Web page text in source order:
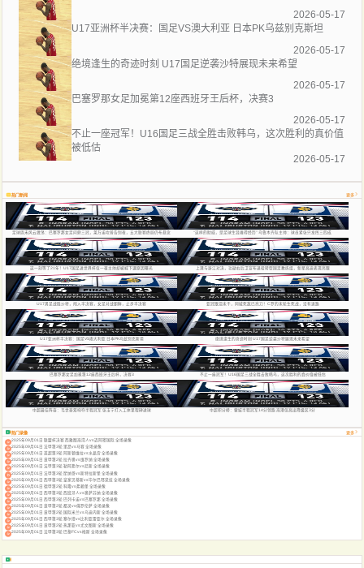
2026-05-17
U17亚洲杯半决赛：国足VS澳大利亚 日本PK乌兹别克斯坦
2026-05-17
绝境逢生的奇迹时刻 U17国足逆袭沙特展现未来希望
2026-05-17
巴塞罗那女足加冕第12座西班牙王后杯，决赛3
2026-05-17
不止一座冠军！U16国足三战全胜击败韩乌，这次胜利的真价值
被低估
2026-05-17
热门新闻 更多
足球周末风云激荡：巴塞罗那女足问鼎三冠，莱万诺坎普告别夜，五大联赛终局仍布悬念 “这样的助威，是足球生涯难得经历” 乌鲁木齐队主帅：球员紧张只发挥三四成
这一刻等了21年！U17国足进世界杯仅一夜主帅却被喊下课原因曝光 上港与浙江对决，功勋右后卫宣布退役转型国足教练组，新星高迪表现亮眼
U17男足战胜沙特，闯入半决赛，女足对战朝鲜，止步半决赛 亚冠眼泪未干，同城死敌已亮刀！C罗的末轮生死战，没有退路
U17亚洲杯半决赛：国足VS澳大利亚 日本PK乌兹别克斯坦 绝境逢生的奇迹时刻 U17国足逆袭沙特展现未来希望
巴塞罗那女足加冕第12座西班牙王后杯，决赛3 不止一座冠军！U16国足三战全胜击败韩乌，这次胜利的真价值被低估
中超最佳阵容：韦世豪双响夺半程冠军 张玉宁打入工体里程碑进球 中超积分榜：蓉城半程冠军14分领跑 海港仅高出降级区3分
热门录像 更多
2025年09月01日 联盟杯决赛 西雅图海湾人vs迈阿密国际 全场录像
2025年09月01日 法甲第3轮 里昂vs马赛 全场录像
2025年09月01日 英超第3轮 阿斯顿维拉vs水晶宫 全场录像
2025年09月01日 意甲第2轮 拉齐奥vs维罗纳 全场录像
2025年09月01日 法甲第3轮 勒阿弗尔vs尼斯 全场录像
2025年09月01日 法甲第3轮 摩纳哥vs斯特拉斯堡 全场录像
2025年09月01日 西甲第3轮 皇家贝蒂斯vs毕尔巴鄂竞技 全场录像
2025年09月01日 德甲第2轮 科隆vs弗赖堡 全场录像
2025年09月01日 西甲第3轮 西班牙人vs奥萨苏纳 全场录像
2025年09月01日 西甲第3轮 巴列卡诺vs巴塞罗那 全场录像
2025年09月01日 意甲第2轮 都灵vs佛罗伦萨 全场录像
2025年09月01日 意甲第2轮 国际米兰vs乌迪内斯 全场录像
2025年09月01日 西甲第3轮 塞尔塔vs比利亚雷亚尔 全场录像
2025年09月01日 意甲第2轮 热那亚vs尤文图斯 全场录像
2025年09月01日 法甲第3轮 巴黎FCvs梅斯 全场录像